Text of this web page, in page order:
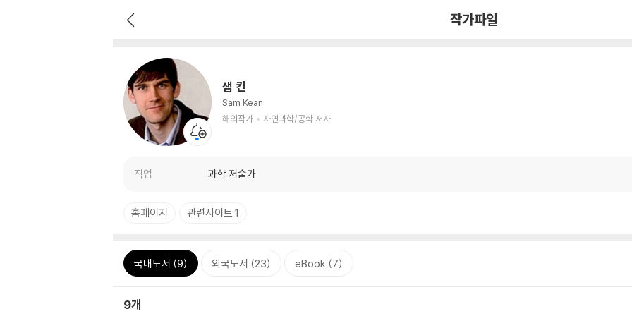
작가파일
샘 킨
Sam Kean
해외작가
자연과학/공학 저자
직업 과학 저술가
홈페이지 관련사이트 1
국내도서 (9) 외국도서 (23) eBook (7)
9개